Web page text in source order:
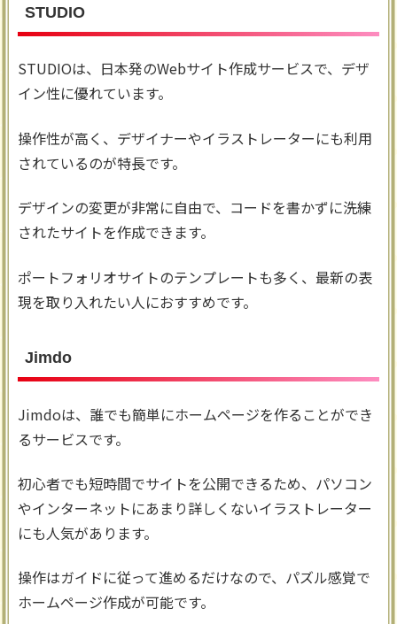
STUDIO
STUDIOは、日本発のWebサイト作成サービスで、デザ
イン性に優れています。
操作性が高く、デザイナーやイラストレーターにも利用
されているのが特長です。
デザインの変更が非常に自由で、コードを書かずに洗練
されたサイトを作成できます。
ポートフォリオサイトのテンプレートも多く、最新の表
現を取り入れたい人におすすめです。
Jimdo
Jimdoは、誰でも簡単にホームページを作ることができ
るサービスです。
初心者でも短時間でサイトを公開できるため、パソコン
やインターネットにあまり詳しくないイラストレーター
にも人気があります。
操作はガイドに従って進めるだけなので、パズル感覚で
ホームページ作成が可能です。